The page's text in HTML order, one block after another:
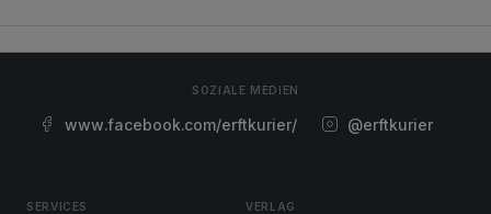
SOZIALE MEDIEN
www.facebook.com/erftkurier/ @erftkurier
SERVICES VERLAG